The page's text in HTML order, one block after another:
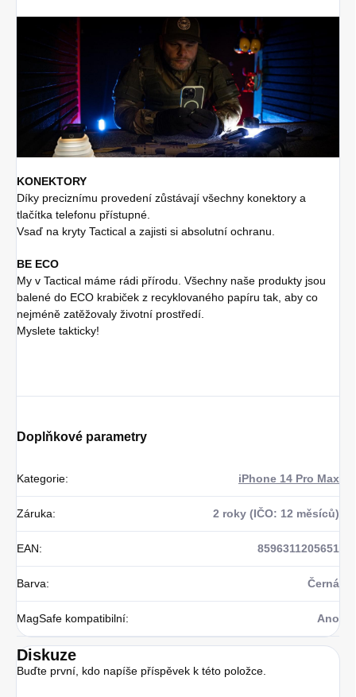
KONEKTORY
Díky preciznímu provedení zůstávají všechny konektory a
tlačítka telefonu přístupné.
Vsaď na kryty Tactical a zajisti si absolutní ochranu.
BE ECO
My v Tactical máme rádi přírodu. Všechny naše produkty jsou
balené do ECO krabiček z recyklovaného papíru tak, aby co
nejméně zatěžovaly životní prostředí.
Myslete takticky!
Doplňkové parametry
Kategorie: iPhone 14 Pro Max
Záruka: 2 roky (IČO: 12 měsíců)
EAN: 8596311205651
Barva: Černá
MagSafe kompatibilní: Ano
Diskuze
Buďte první, kdo napíše příspěvek k této položce.